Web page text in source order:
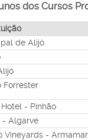
dos Cursos
de Alijó
Forrester
- Pinhão
- Algarve
Vineyards - Armamar